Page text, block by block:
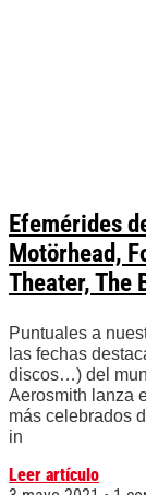
Efemérides
Motörhead,
Theater, The
Puntuales a
las fechas
discos…) del
Aerosmith lanza
más celebrados
in
Leer artículo